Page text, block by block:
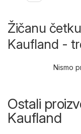
Žičanu
Kaufland -
Nismo
Ostali
Kaufland